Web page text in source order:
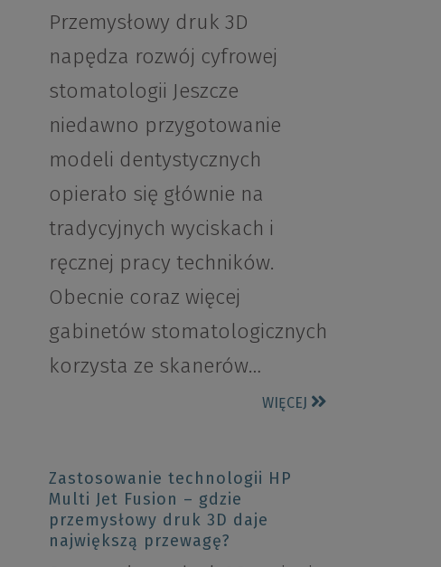
Przemysłowy druk 3D
napędza rozwój cyfrowej
stomatologii Jeszcze
niedawno przygotowanie
modeli dentystycznych
opierało się głównie na
tradycyjnych wyciskach i
ręcznej pracy techników.
Obecnie coraz więcej
gabinetów stomatologicznych
korzysta ze skanerów…
WIĘCEJ
Zastosowanie technologii HP
Multi Jet Fusion – gdzie
przemysłowy druk 3D daje
największą przewagę?